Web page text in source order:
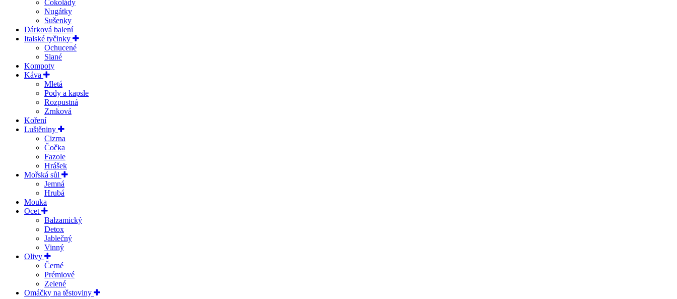
Čokolády
Nugátky
Sušenky
Dárková balení
Italské tyčinky
Ochucené
Slané
Kompoty
Káva
Mletá
Pody a kapsle
Rozpustná
Zrnková
Koření
Luštěniny
Cizrna
Čočka
Fazole
Hrášek
Mořská sůl
Jemná
Hrubá
Mouka
Ocet
Balzamický
Detox
Jablečný
Vinný
Olivy
Černé
Prémiové
Zelené
Omáčky na těstoviny